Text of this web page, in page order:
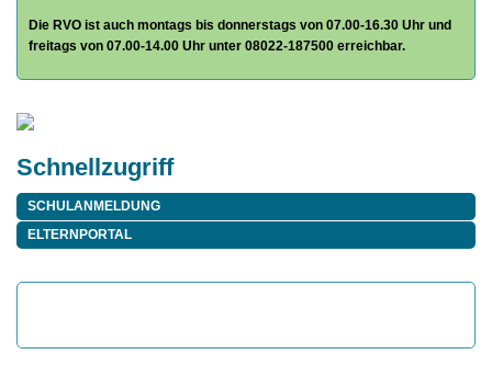
Die RVO ist auch montags bis donnerstags von 07.00-16.30 Uhr und
freitags von 07.00-14.00 Uhr unter 08022-187500 erreichbar.
Schnellzugriff
SCHULANMELDUNG
ELTERNPORTAL